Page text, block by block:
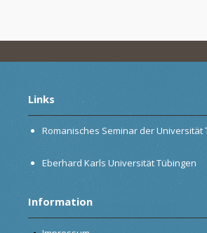
Links
Romanisches Seminar der Universität
Eberhard Karls Universität Tübingen
Information